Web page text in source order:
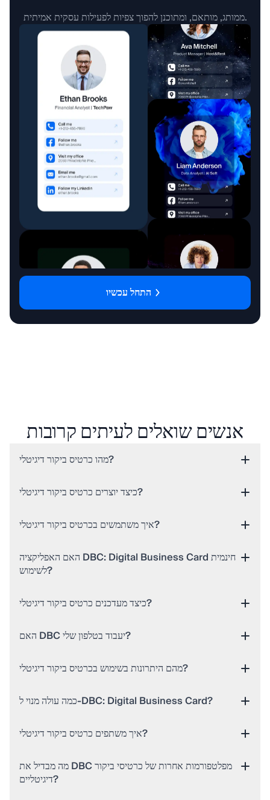
סטודנט
צלם
מאפייה
דיטיילינג ושטיפה
ממותג, מותאם, ומתוכנן להפוך צפיות לפעילות עסקית אמיתית.
התחל עכשיו
אנשים שואלים לעיתים קרובות
מהו כרטיס ביקור דיגיטלי?
כיצד יוצרים כרטיס ביקור דיגיטלי?
איך משתמשים בכרטיס ביקור דיגיטלי?
האם האפליקציה DBC: Digital Business Card חינמית
לשימוש?
כיצד מעדכנים כרטיס ביקור דיגיטלי?
האם DBC יעבוד בטלפון שלי?
מהם היתרונות בשימוש בכרטיס ביקור דיגיטלי?
כמה עולה מנוי ל‑DBC: Digital Business Card?
איך משתפים כרטיס ביקור דיגיטלי?
מה מבדיל את DBC מפלטפורמות אחרות של כרטיסי ביקור
דיגיטליים?